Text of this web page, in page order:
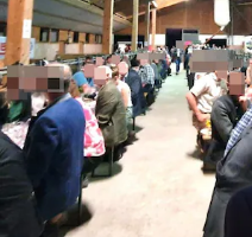
search
Suchbegriff
eingeben
© Krone Multimedia GmbH &
Muthgasse 2, 1190 Wien